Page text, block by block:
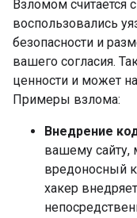
Взломом считается
воспользовались
безопасности и
вашего согласия.
ценности и может
Примеры взлома:
Внедрение
вашему сайту,
вредоносный
хакер